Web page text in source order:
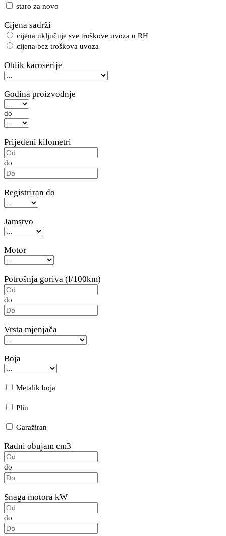
staro za novo
Cijena sadrži
cijena uključuje sve troškove uvoza u RH
cijena bez troškova uvoza
Oblik karoserije
Godina proizvodnje
do
Prijeđeni kilometri
do
Registriran do
Jamstvo
Motor
Potrošnja goriva (l/100km)
do
Vrsta mjenjača
Boja
Metalik boja
Plin
Garažiran
Radni obujam cm3
do
Snaga motora kW
do